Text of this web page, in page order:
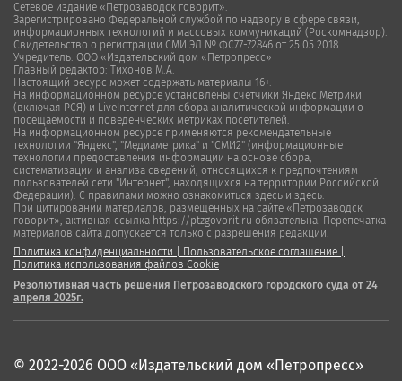
Сетевое издание «Петрозаводск говорит».
Зарегистрировано Федеральной службой по надзору в сфере связи,
информационных технологий и массовых коммуникаций (Роскомнадзор).
Свидетельство о регистрации СМИ ЭЛ № ФС77-72846 от 25.05.2018.
Учредитель: ООО «Издательский дом «Петропресс»
Главный редактор: Тихонов М.А.
Настоящий ресурс может содержать материалы 16+.
На информационном ресурсе установлены счетчики Яндекс Метрики
(включая РСЯ) и LiveInternet для сбора аналитической информации о
посещаемости и поведенческих метриках посетителей.
На информационном ресурсе применяются рекомендательные
технологии "Яндекс", "Медиаметрика" и "СМИ2" (информационные
технологии предоставления информации на основе сбора,
систематизации и анализа сведений, относящихся к предпочтениям
пользователей сети "Интернет", находящихся на территории Российской
Федерации). С правилами можно ознакомиться здесь и здесь.
При цитировании материалов, размещенных на сайте «Петрозаводск
говорит», активная ссылка https://ptzgovorit.ru обязательна. Перепечатка
материалов сайта допускается только с разрешения редакции.
Политика конфиденциальности
Пользовательское соглашение
Политика использования файлов Cookie
Резолютивная часть решения Петрозаводского городского суда от 24
апреля 2025г.
© 2022-2026 ООО «Издательский дом «Петропресс»